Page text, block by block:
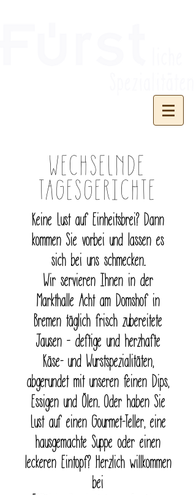
WECHSELNDE
TAGESGERICHTE
Keine Lust auf Einheitsbrei? Dann
kommen Sie vorbei und lassen es
sich bei uns schmecken.
Wir servieren Ihnen in der
Markthalle Acht am Domshof in
Bremen täglich frisch zubereitete
Jausen – deftige und herzhafte
Käse- und Wurstspezialitäten,
abgerundet mit unseren feinen Dips,
Essigen und Ölen. Oder haben Sie
Lust auf einen Gourmet-Teller, eine
hausgemachte Suppe oder einen
leckeren Eintopf? Herzlich willkommen
bei